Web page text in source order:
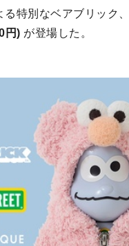
特別なベアブリック、
円) が登場した。